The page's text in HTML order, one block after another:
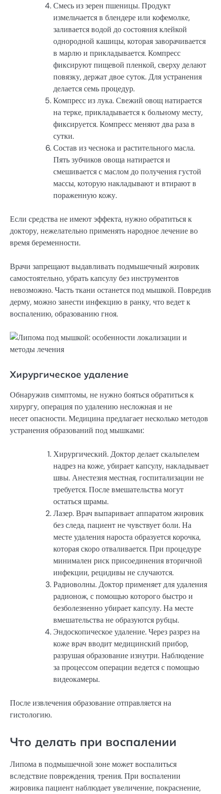
Смесь из зерен пшеницы. Продукт
измельчается в блендере или кофемолке,
заливается водой до состояния клейкой
однородной кашицы, которая заворачивается
в марлю и прикладывается. Компресс
фиксируют пищевой пленкой, сверху делают
повязку, держат двое суток. Для устранения
делается семь процедур.
Компресс из лука. Свежий овощ натирается
на терке, прикладывается к больному месту,
фиксируется. Компресс меняют два раза в
сутки.
Состав из чеснока и растительного масла.
Пять зубчиков овоща натирается и
смешивается с маслом до получения густой
массы, которую накладывают и втирают в
пораженную кожу.
Если средства не имеют эффекта, нужно обратиться к
доктору, нежелательно применять народное лечение во
время беременности.
Врачи запрещают выдавливать подмышечный жировик
самостоятельно, убрать капсулу без инструментов
невозможно. Часть ткани останется под мышкой. Повредив
дерму, можно занести инфекцию в ранку, что ведет к
воспалению, образованию гноя.
Хирургическое удаление
Обнаружив симптомы, не нужно бояться обратиться к
хирургу, операция по удалению несложная и не
несет опасности. Медицина предлагает несколько методов
устранения образований под мышками:
Хирургический. Доктор делает скальпелем
надрез на коже, убирает капсулу, накладывает
швы. Анестезия местная, госпитализации не
требуется. После вмешательства могут
остаться шрамы.
Лазер. Врач выпаривает аппаратом жировик
без следа, пациент не чувствует боли. На
месте удаления нароста образуется корочка,
которая скоро отваливается. При процедуре
минимален риск присоединения вторичной
инфекции, рецидивы не случаются.
Радиоволны. Доктор применяет для удаления
радионож, с помощью которого быстро и
безболезненно убирает капсулу. На месте
вмешательства не образуются рубцы.
Эндоскопическое удаление. Через разрез на
коже врач вводит медицинский прибор,
разрушая образование изнутри. Наблюдение
за процессом операции ведется с помощью
видеокамеры.
После извлечения образование отправляется на
гистологию.
Что делать при воспалении
Липома в подмышечной зоне может воспалиться
вследствие повреждения, трения. При воспалении
жировика пациент наблюдает увеличение, покраснение,